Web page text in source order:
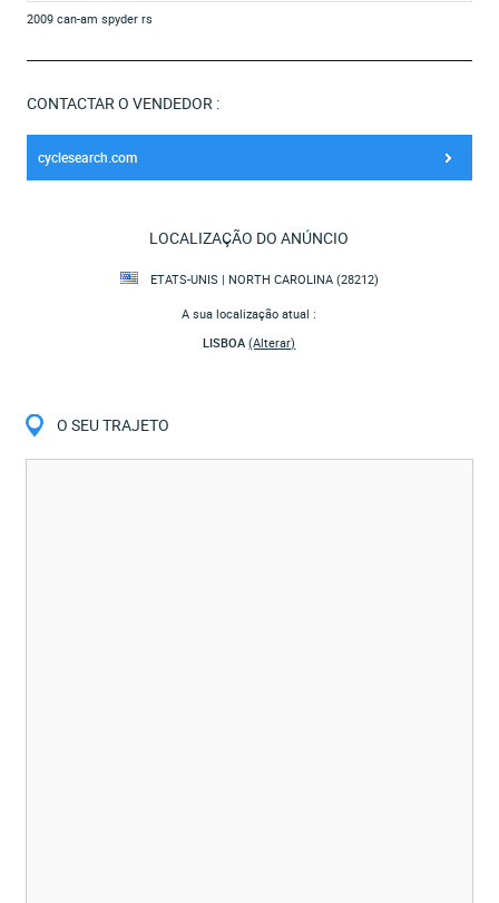
2009 can-am spyder rs
CONTACTAR O VENDEDOR :
cyclesearch.com
LOCALIZAÇÃO DO ANÚNCIO
ETATS-UNIS | NORTH CAROLINA (28212)
A sua localização atual :
LISBOA(Alterar)
O SEU TRAJETO